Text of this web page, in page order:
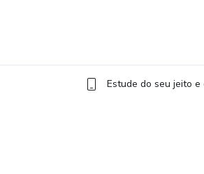
Estude do seu jeito